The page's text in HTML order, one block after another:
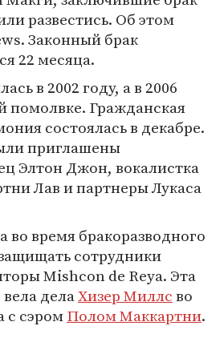
развестись. Об этом
Законный брак
22 месяца.
в 2002 году, а в 2006
помолвке. Гражданская
состоялась в декабре.
приглашены
Элтон Джон, вокалистка
Лав и партнеры Лукаса
во время бракоразводного
сотрудники
Mishcon de Reya. Эта
делаХизер Миллсво
с сэромПолом Маккартни.